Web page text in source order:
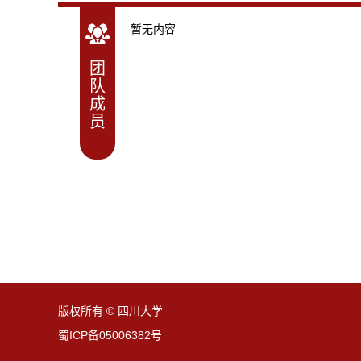
团
队
成
员
暂无内容
版权所有 © 四川大学
蜀ICP备05006382号